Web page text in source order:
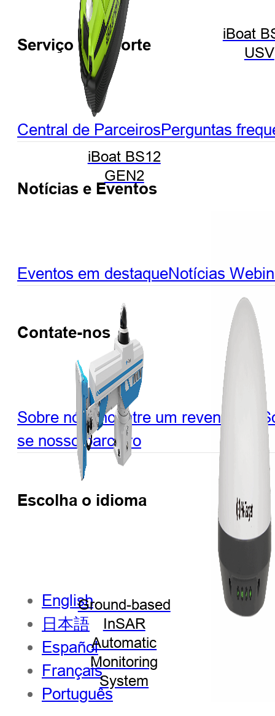
iBoat BS12
GEN2
iBoat
USV
Ground-based
InSAR
Automatic
Monitoring
System
Serviço e Suporte
Central de ParceirosPerguntas
Notícias e Eventos
Eventos em destaqueNotícias
Contate-nos
Sobre nósEncontre um revendedor
se nosso parceiro
Escolha o idioma
English
日本語
Español
Français
Português